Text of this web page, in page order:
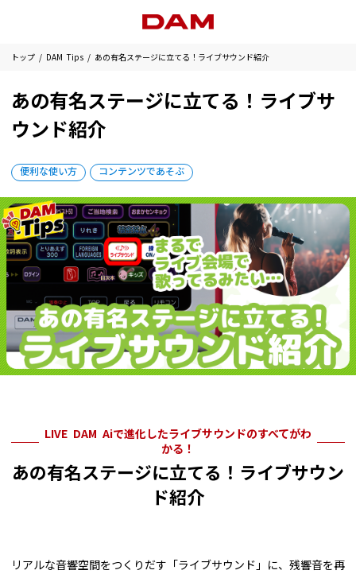
トップ DAM Tips あの有名ステージに立てる！ライブサウンド紹介
あの有名ステージに立てる！ライブサ
ウンド紹介
便利な使い方 コンテンツであそぶ
LIVE DAM Aiで進化したライブサウンドのすべてがわ
かる！
あの有名ステージに立てる！ライブサウン
ド紹介
リアルな音響空間をつくりだす「ライブサウンド」に、残響音を再